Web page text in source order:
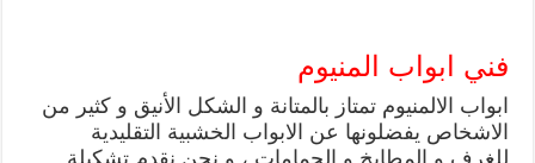
فني ابواب المنيوم
ابواب الالمنيوم تمتاز بالمتانة و الشكل الأنيق و كثير من
الاشخاص يفضلونها عن الابواب الخشبية التقليدية
للغرف و المطابخ و الحمامات ، و نحن نقدم تشكيلة